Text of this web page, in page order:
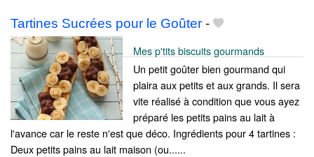
Tartines Sucrées pour le Goûter -
Mes p'tits biscuits gourmands
Un petit goûter bien gourmand qui
plaira aux petits et aux grands. Il sera
vite réalisé à condition que vous ayez
préparé les petits pains au lait à
l'avance car le reste n'est que déco. Ingrédients pour 4 tartines :
Deux petits pains au lait maison (ou......